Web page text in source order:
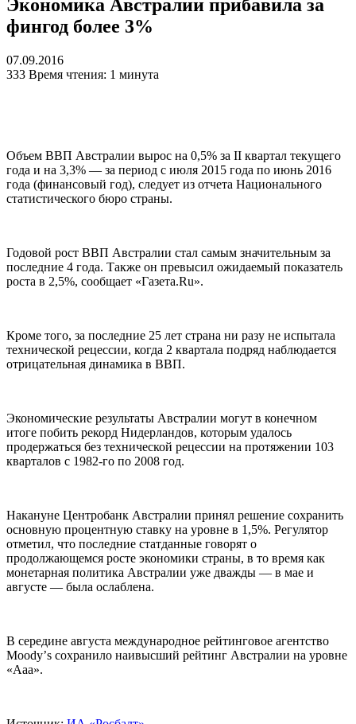
Экономика Австралии прибавила за
фингод более 3%
07.09.2016
333 Время чтения: 1 минута
Объем ВВП Австралии вырос на 0,5% за II квартал текущего
года и на 3,3% — за период с июля 2015 года по июнь 2016
года (финансовый год), следует из отчета Национального
статистического бюро страны.
Годовой рост ВВП Австралии стал самым значительным за
последние 4 года. Также он превысил ожидаемый показатель
роста в 2,5%, сообщает «Газета.Ru».
Кроме того, за последние 25 лет страна ни разу не испытала
технической рецессии, когда 2 квартала подряд наблюдается
отрицательная динамика в ВВП.
Экономические результаты Австралии могут в конечном
итоге побить рекорд Нидерландов, которым удалось
продержаться без технической рецессии на протяжении 103
кварталов с 1982-го по 2008 год.
Накануне Центробанк Австралии принял решение сохранить
основную процентную ставку на уровне в 1,5%. Регулятор
отметил, что последние статданные говорят о
продолжающемся росте экономики страны, в то время как
монетарная политика Австралии уже дважды — в мае и
августе — была ослаблена.
В середине августа международное рейтинговое агентство
Moodyʼs сохранило наивысший рейтинг Австралии на уровне
«Aaa».